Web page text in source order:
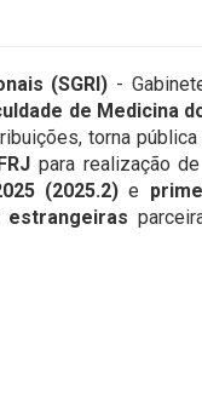
(SGRI) -
de Medicina
torna
para realização de
(2025.2) e
estrangeiras